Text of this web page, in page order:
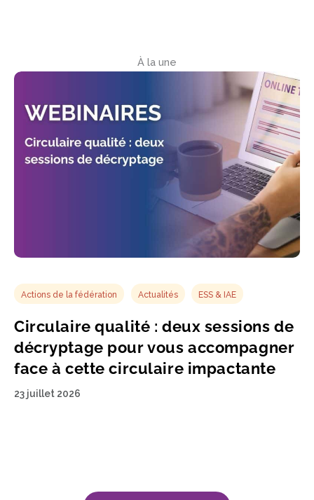
À la une
Actions de la fédération Actualités ESS & IAE
Circulaire qualité : deux sessions de
décryptage pour vous accompagner
face à cette circulaire impactante
23 juillet 2026